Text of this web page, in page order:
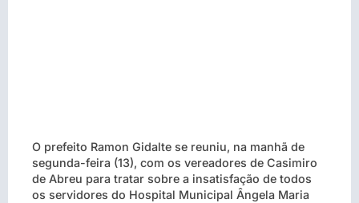
O prefeito Ramon Gidalte se reuniu, na manhã de
segunda-feira (13), com os vereadores de Casimiro
de Abreu para tratar sobre a insatisfação de todos
os servidores do Hospital Municipal Ângela Maria